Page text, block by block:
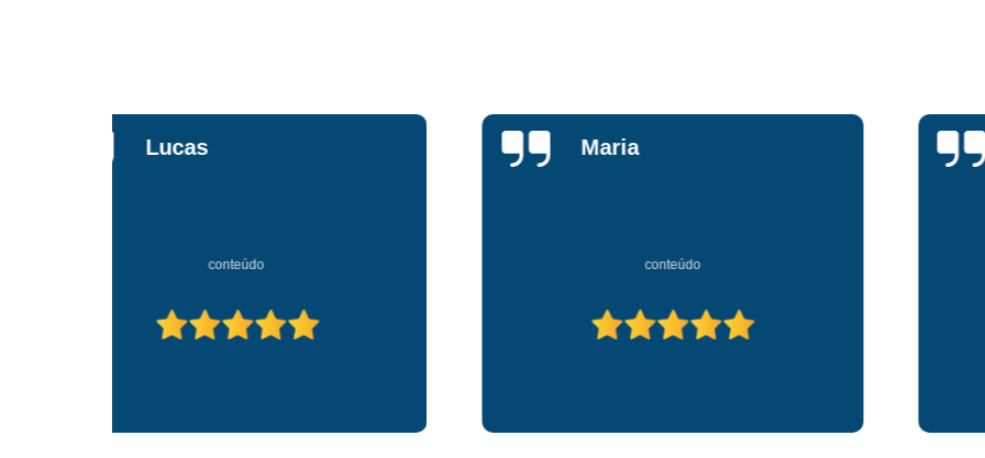
Prótese de Cabelo Feminino
Prótese de Cabelo Natural